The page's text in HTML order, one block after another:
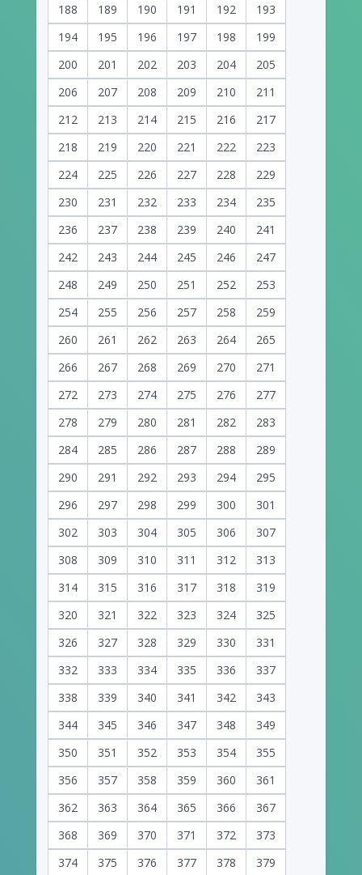
188
189 190 191 192
193
194
195 196 197 198
199
200
201 202 203 204
205
206
207 208 209 210
211
212
213 214 215 216
217
218
219 220 221 222
223
224
225 226 227 228
229
230
231 232 233 234
235
236
237 238 239 240
241
242
243 244 245 246
247
248
249 250 251 252
253
254
255 256 257 258
259
260
261 262 263 264
265
266
267 268 269 270
271
272
273 274 275 276
277
278
279 280 281 282
283
284
285 286 287 288
289
290
291 292 293 294
295
296
297 298 299 300
301
302
303 304 305 306
307
308
309 310 311 312
313
314
315 316 317 318
319
320
321 322 323 324
325
326
327 328 329 330
331
332
333 334 335 336
337
338
339 340 341 342
343
344
345 346 347 348
349
350
351 352 353 354
355
356
357 358 359 360
361
362
363 364 365 366
367
368
369 370 371 372
373
374
375 376 377 378 379